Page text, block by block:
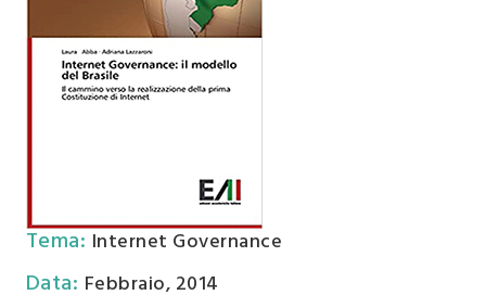
Tema: Internet Governance
Data: Febbraio, 2014